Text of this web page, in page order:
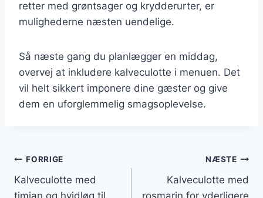
retter med grøntsager og krydderurter, er
mulighederne næsten uendelige.
Så næste gang du planlægger en middag,
overvej at inkludere kalveculotte i menuen. Det
vil helt sikkert imponere dine gæster og give
dem en uforglemmelig smagsoplevelse.
Indlægsnavigation
FORRIGE
Kalveculotte med
timian og hvidløg til
NÆSTE
Kalveculotte med
rosmarin for yderligere